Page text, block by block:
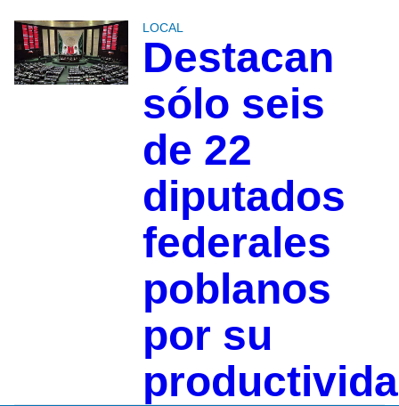
LOCAL
Destacan
sólo seis
de 22
diputados
federales
poblanos
por su